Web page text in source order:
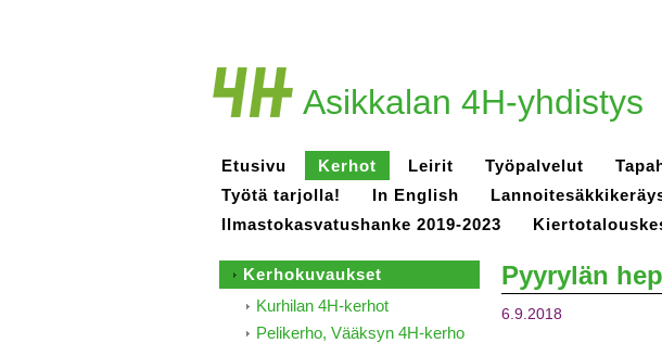
Asikkalan 4H-yhdistys
Etusivu Kerhot Leirit Työpalvelut
Työtä tarjolla!
In English
Ilmastokasvatushanke 2019-2023
Pyyrylän
6.9.2018
Kerhokuvaukset
Kurhilan 4H-kerhot
Pelikerho, Vääksyn 4H-kerho